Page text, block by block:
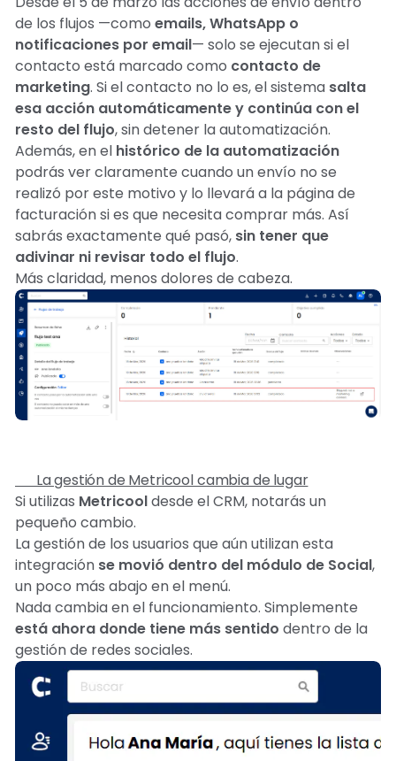
de los flujos —como emails, WhatsApp o
notificaciones por email— solo se ejecutan si el
contacto está marcado como contacto de
marketing. Si el contacto no lo es, el sistema salta
esa acción automáticamente y continúa con el
resto del flujo, sin detener la automatización.
Además, en el histórico de la automatización
podrás ver claramente cuando un envío no se
realizó por este motivo y lo llevará a la página de
facturación si es que necesita comprar más. Así
sabrás exactamente qué pasó, sin tener que
adivinar ni revisar todo el flujo.
Más claridad, menos dolores de cabeza. 🧠
📍 La gestión de Metricool cambia de lugar
Si utilizas Metricooldesde el CRM, notarás un
pequeño cambio.
La gestión de los usuarios que aún utilizan esta
integración se movió dentro del módulo de Social,
un poco más abajo en el menú.
Nada cambia en el funcionamiento. Simplemente
está ahora donde tiene más sentido dentro de la
gestión de redes sociales.